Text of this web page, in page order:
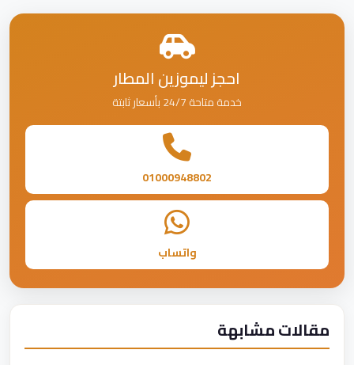
احجز ليموزين المطار
خدمة متاحة 24/7 بأسعار ثابتة
01000948802
واتساب
مقالات مشابهة